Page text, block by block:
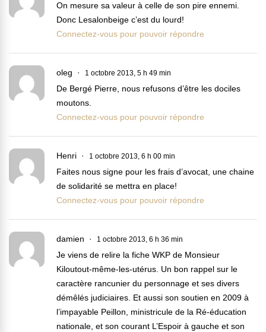
On mesure sa valeur à celle de son pire ennemi.
Donc Lesalonbeige c’est du lourd!
Connectez-vous pour pouvoir répondre
oleg 1 octobre 2013, 5 h 49 min
De Bergé Pierre, nous refusons d’être les dociles
moutons.
Connectez-vous pour pouvoir répondre
Henri 1 octobre 2013, 6 h 00 min
Faites nous signe pour les frais d’avocat, une chaine
de solidarité se mettra en place!
Connectez-vous pour pouvoir répondre
damien 1 octobre 2013, 6 h 36 min
Je viens de relire la fiche WKP de Monsieur
Kiloutout-même-les-utérus. Un bon rappel sur le
caractère rancunier du personnage et ses divers
démêlés judiciaires. Et aussi son soutien en 2009 à
l’impayable Peillon, ministricule de la Ré-éducation
nationale, et son courant L’Espoir à gauche et son